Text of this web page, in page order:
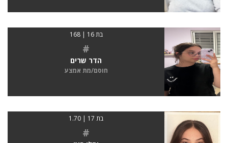
בת 16 | 168
#
הדר שרים
חוסם/מת אמצע
בת 17 | 1.70
#